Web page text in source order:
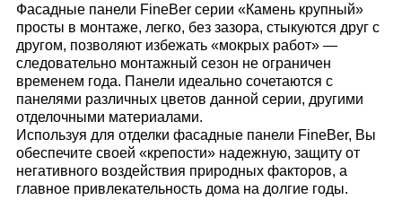
Фасадные панели FineBer серии «Камень крупный»
просты в монтаже, легко, без зазора, стыкуются друг с
другом, позволяют избежать «мокрых работ» ―
следовательно монтажный сезон не ограничен
временем года. Панели идеально сочетаются с
панелями различных цветов данной серии, другими
отделочными материалами.
Используя для отделки фасадные панели FineBer, Вы
обеспечите своей «крепости» надежную, защиту от
негативного воздействия природных факторов, а
главное привлекательность дома на долгие годы.